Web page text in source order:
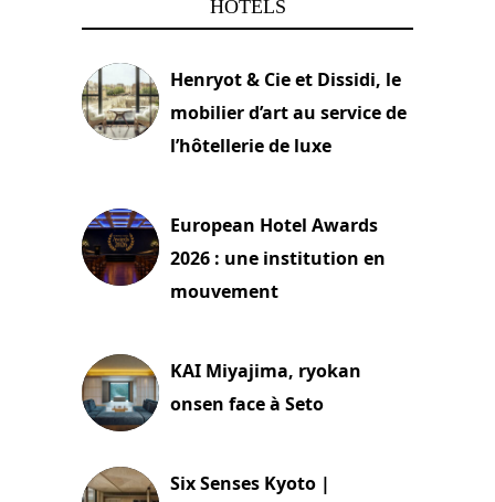
HÔTELS
Henryot & Cie et Dissidi, le
mobilier d’art au service de
l’hôtellerie de luxe
European Hotel Awards
2026 : une institution en
mouvement
KAI Miyajima, ryokan
onsen face à Seto
Six Senses Kyoto |